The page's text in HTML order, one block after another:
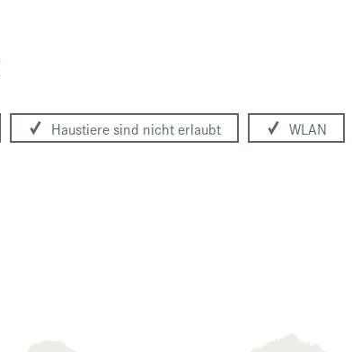
Haustiere sind nicht erlaubt
WLAN